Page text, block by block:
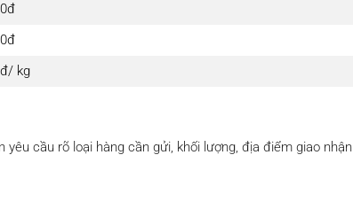
kg
cầu rõ loại hàng cần gửi, khối lượng, địa điểm giao nhận